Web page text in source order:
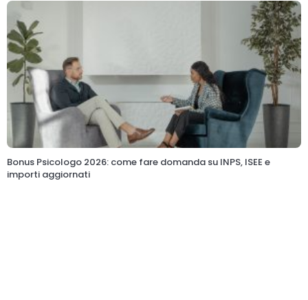
Bonus Psicologo 2026: come fare domanda su INPS, ISEE e
importi aggiornati